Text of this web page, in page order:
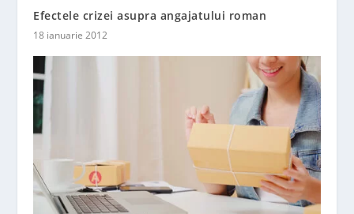
Efectele crizei asupra angajatului roman
18 ianuarie 2012